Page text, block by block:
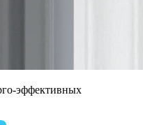
эффективных